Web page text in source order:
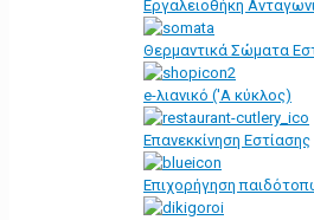
Εργαλειοθήκη
Θερμαντικά Σώματα
e-λιανικό ('Α κύκλος)
Επανεκκίνηση Εστίασης
Επιχορήγηση